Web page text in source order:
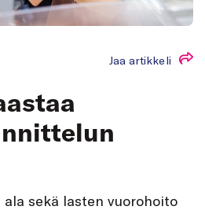
Jaa artikkeli
ala sekä lasten vuorohoito